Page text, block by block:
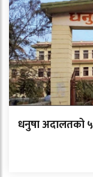
धनुषा अदालतको ५